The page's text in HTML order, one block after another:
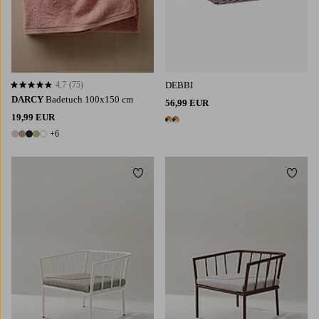
DARCY Badetuch 100x150 cm
19,99 EUR
11 Farben
+6
4,7 basierend auf 75 Bewertungen
4,7 (75)
DEBBI
56,99 EUR
2 Farben
Zu Favoriten hinzufügen Zu